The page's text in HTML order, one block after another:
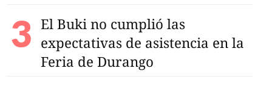
El Buki no cumplió las
expectativas de asistencia en la
Feria de Durango